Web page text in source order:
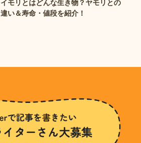
イモリとはどんな生き物？ヤモリとの
違い＆寿命・値段を紹介！